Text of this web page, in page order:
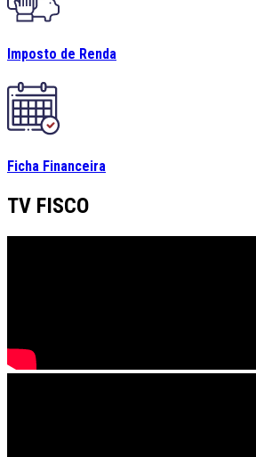
Imposto de Renda
Ficha Financeira
TV FISCO